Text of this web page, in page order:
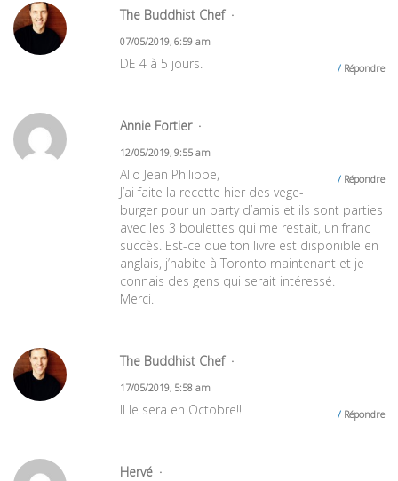
The Buddhist Chef
07/05/2019, 6:59 am
Répondre
DE 4 à 5 jours.
Annie Fortier
12/05/2019, 9:55 am
Répondre
Allo Jean Philippe,
J’ai faite la recette hier des vege-
burger pour un party d’amis et ils sont parties
avec les 3 boulettes qui me restait, un franc
succès. Est-ce que ton livre est disponible en
anglais, j’habite à Toronto maintenant et je
connais des gens qui serait intéressé.
Merci.
The Buddhist Chef
17/05/2019, 5:58 am
Répondre
Il le sera en Octobre!!
Hervé